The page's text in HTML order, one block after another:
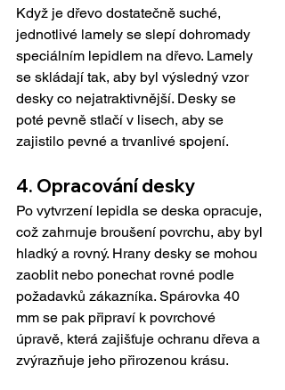
Když je dřevo dostatečně suché,
jednotlivé lamely se slepí dohromady
speciálním lepidlem na dřevo. Lamely
se skládají tak, aby byl výsledný vzor
desky co nejatraktivnější. Desky se
poté pevně stlačí v lisech, aby se
zajistilo pevné a trvanlivé spojení.
4. Opracování desky
Po vytvrzení lepidla se deska opracuje,
což zahrnuje broušení povrchu, aby byl
hladký a rovný. Hrany desky se mohou
zaoblit nebo ponechat rovné podle
požadavků zákazníka. Spárovka 40
mm se pak připraví k povrchové
úpravě, která zajišťuje ochranu dřeva a
zvýrazňuje jeho přirozenou krásu.